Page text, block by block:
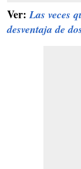
Ver:Las veces
desventaja de